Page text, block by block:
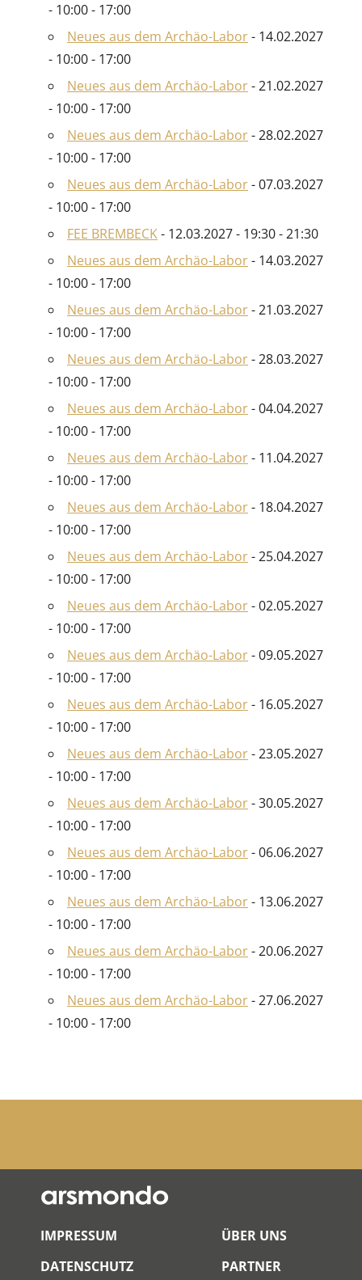
- 10:00 - 17:00
Neues aus dem Archäo-Labor- 14.02.2027
- 10:00 - 17:00
Neues aus dem Archäo-Labor- 21.02.2027
- 10:00 - 17:00
Neues aus dem Archäo-Labor- 28.02.2027
- 10:00 - 17:00
Neues aus dem Archäo-Labor- 07.03.2027
- 10:00 - 17:00
FEE BREMBECK- 12.03.2027 - 19:30 - 21:30
Neues aus dem Archäo-Labor- 14.03.2027
- 10:00 - 17:00
Neues aus dem Archäo-Labor- 21.03.2027
- 10:00 - 17:00
Neues aus dem Archäo-Labor- 28.03.2027
- 10:00 - 17:00
Neues aus dem Archäo-Labor- 04.04.2027
- 10:00 - 17:00
Neues aus dem Archäo-Labor- 11.04.2027
- 10:00 - 17:00
Neues aus dem Archäo-Labor- 18.04.2027
- 10:00 - 17:00
Neues aus dem Archäo-Labor- 25.04.2027
- 10:00 - 17:00
Neues aus dem Archäo-Labor- 02.05.2027
- 10:00 - 17:00
Neues aus dem Archäo-Labor- 09.05.2027
- 10:00 - 17:00
Neues aus dem Archäo-Labor- 16.05.2027
- 10:00 - 17:00
Neues aus dem Archäo-Labor- 23.05.2027
- 10:00 - 17:00
Neues aus dem Archäo-Labor- 30.05.2027
- 10:00 - 17:00
Neues aus dem Archäo-Labor- 06.06.2027
- 10:00 - 17:00
Neues aus dem Archäo-Labor- 13.06.2027
- 10:00 - 17:00
Neues aus dem Archäo-Labor- 20.06.2027
- 10:00 - 17:00
Neues aus dem Archäo-Labor- 27.06.2027
- 10:00 - 17:00
IMPRESSUM
DATENSCHUTZ
ÜBER UNS
PARTNER